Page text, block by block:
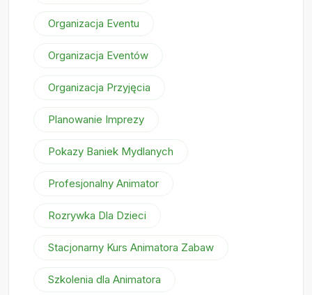
Organizacja Eventu
Organizacja Eventów
Organizacja Przyjęcia
Planowanie Imprezy
Pokazy Baniek Mydlanych
Profesjonalny Animator
Rozrywka Dla Dzieci
Stacjonarny Kurs Animatora Zabaw
Szkolenia dla Animatora